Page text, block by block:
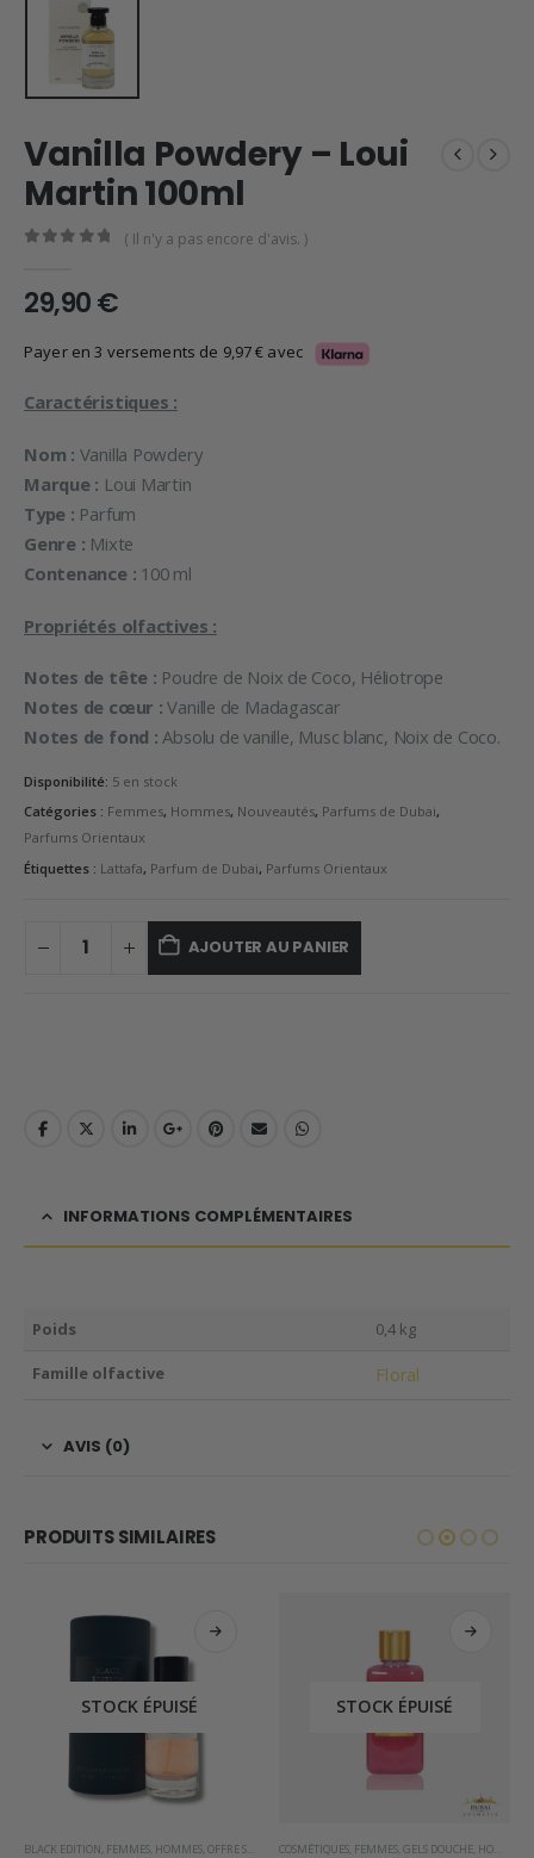
Vanilla Powdery – Loui
Martin 100ml
( Il n'y a pas encore d'avis. )
29,90€
Payer en 3 versements de 9,97€ avec
Caractéristiques :
Nom : Vanilla Powdery
Marque : Loui Martin
Type : Parfum
Genre : Mixte
Contenance : 100 ml
Propriétés olfactives :
Notes de tête : Poudre de Noix de Coco, Héliotrope
Notes de cœur : Vanille de Madagascar
Notes de fond : Absolu de vanille, Musc blanc, Noix de Coco.
Disponibilité: 5 en stock
Catégories : Femmes, Hommes, Nouveautés, Parfums de Dubai,
Parfums Orientaux
Étiquettes : Lattafa, Parfum de Dubai, Parfums Orientaux
AJOUTER AU PANIER
INFORMATIONS COMPLÉMENTAIRES
Poids 0,4 kg
Famille olfactive Floral
AVIS (0)
PRODUITS SIMILAIRES
D'INTÉRIEUR DE DUBAI
STOCK ÉPUISÉ
BLACK EDITION FEMMES HOMMES OFFRE SPÉCIALE ,PARFUMS OCCIDENTAUX
STOCK ÉPUISÉ
COSMÉTIQUES FEMMES GELS DOUCHE HOMMES